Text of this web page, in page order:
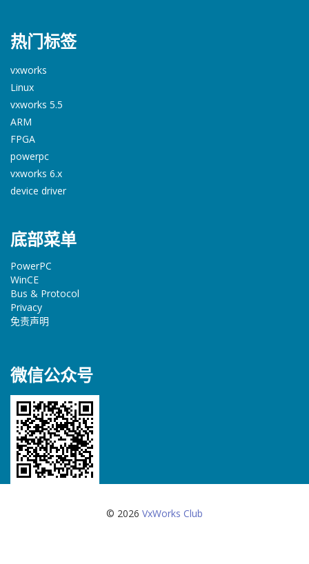
热门标签
vxworks
Linux
vxworks 5.5
ARM
FPGA
powerpc
vxworks 6.x
device driver
底部菜单
PowerPC
WinCE
Bus & Protocol
Privacy
免责声明
微信公众号
© 2026 VxWorks Club